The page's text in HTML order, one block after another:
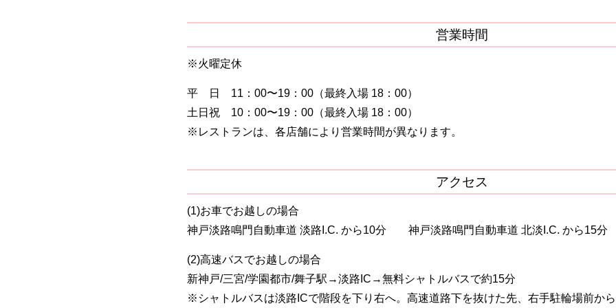
営業時間
※火曜定休
平 日 11：00〜19：00（最終入場 18：00）
土日祝 10：00〜19：00（最終入場 18：00）
※レストランは、各店舗により営業時間が異なります。
アクセス
(1)お車でお越しの場合
神戸淡路鳴門自動車道 淡路I.C. から10分 神戸淡路鳴門自動車道 北淡I.C. から15分
(2)高速バスでお越しの場合
新神戸/三宮/学園都市/舞子駅→淡路IC→無料シャトルバスで約15分
※シャトルバスは淡路ICで階段を下り右へ。高速道路下を抜けた先、右手駐輪場前か